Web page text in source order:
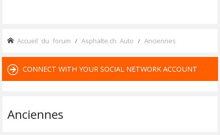
Accueil du forum Asphalte.ch Auto Anciennes
CONNECT WITH YOUR SOCIAL NETWORK ACCOUNT
Anciennes